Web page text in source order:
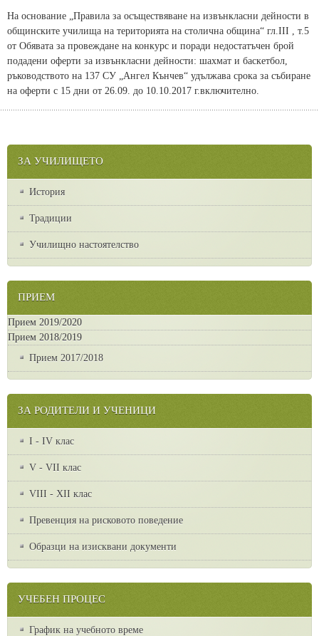
На основание „Правила за осъществяване на извънкласни дейности в
общинските училища на територията на столична община“ гл.III , т.5
от Обявата за провеждане на конкурс и поради недостатъчен брой
подадени оферти за извънкласни дейности: шахмат и баскетбол,
ръководството на 137 СУ „Ангел Кънчев“ удължава срока за събиране
на оферти с 15 дни от 26.09. до 10.10.2017 г.включително.
ЗА УЧИЛИЩЕТО
История
Традиции
Училищно настоятелство
ПРИЕМ
Прием 2019/2020
Прием 2018/2019
Прием 2017/2018
ЗА РОДИТЕЛИ И УЧЕНИЦИ
I - IV клас
V - VII клас
VІІІ - ХІІ клас
Превенция на рисковото поведение
Образци на изисквани документи
УЧЕБЕН ПРОЦЕС
График на учебното време